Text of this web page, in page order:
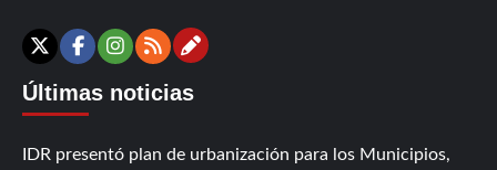
X Facebook
Instagram
RSSContáctanos
Últimas noticias
IDR presentó plan de urbanización para los Municipios,